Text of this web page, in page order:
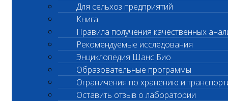
Для сельхоз предприятий
Книга
Правила получения качественных
Рекомендуемые исследования
Энциклопедия Шанс Био
Образовательные программы
Ограничения по хранению и
Оставить отзыв о лаборатории